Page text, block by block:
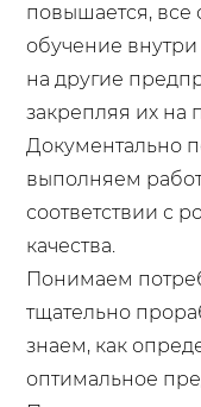
повышается,
обучение
на другие
закрепляя их на
Документально
выполняем
соответствии с
качества.
Понимаем
тщательно
знаем, как
оптимальное